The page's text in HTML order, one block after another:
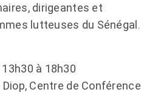
dirigeantes et
lutteuses du Sénégal.
à 18h30
Centre de Conférence